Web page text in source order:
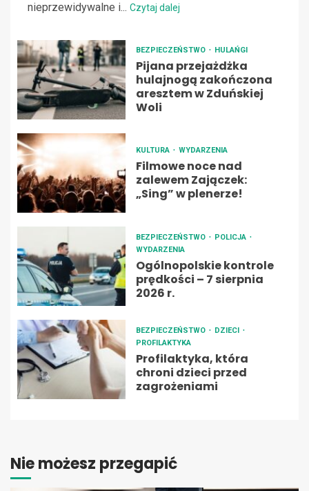
nieprzewidywalne i... Czytaj dalej
BEZPIECZEŃSTWO HULAŃGI
Pijana przejażdżka
hulajnogą zakończona
aresztem w Zduńskiej
Woli
KULTURA WYDARZENIA
Filmowe noce nad
zalewem Zajączek:
„Sing” w plenerze!
BEZPIECZEŃSTWO
POLICJA
WYDARZENIA
Ogólnopolskie kontrole
prędkości – 7 sierpnia
2026 r.
BEZPIECZEŃSTWO
DZIECI
PROFILAKTYKA
Profilaktyka, która
chroni dzieci przed
zagrożeniami
Nie możesz przegapić